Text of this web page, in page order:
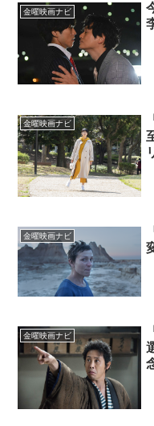
金曜映画ナビ
金曜映画ナビ
金曜映画ナビ
金曜映画ナビ